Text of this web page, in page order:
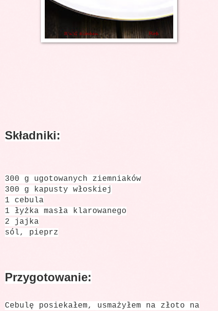
Składniki:
300 g ugotowanych ziemniaków
300 g kapusty włoskiej
1 cebula
1 łyżka masła klarowanego
2 jajka
sól, pieprz
Przygotowanie:
Cebulę posiekałem, usmażyłem na złoto na